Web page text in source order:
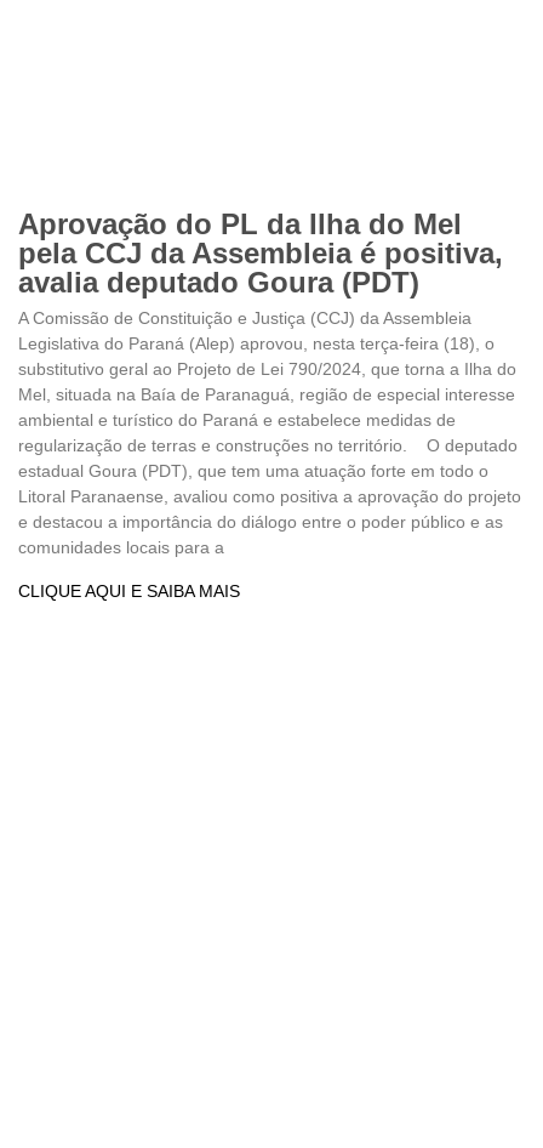
Aprovação do PL da Ilha do Mel
pela CCJ da Assembleia é positiva,
avalia deputado Goura (PDT)
A Comissão de Constituição e Justiça (CCJ) da Assembleia
Legislativa do Paraná (Alep) aprovou, nesta terça-feira (18), o
substitutivo geral ao Projeto de Lei 790/2024, que torna a Ilha do
Mel, situada na Baía de Paranaguá, região de especial interesse
ambiental e turístico do Paraná e estabelece medidas de
regularização de terras e construções no território. O deputado
estadual Goura (PDT), que tem uma atuação forte em todo o
Litoral Paranaense, avaliou como positiva a aprovação do projeto
e destacou a importância do diálogo entre o poder público e as
comunidades locais para a
CLIQUE AQUI E SAIBA MAIS